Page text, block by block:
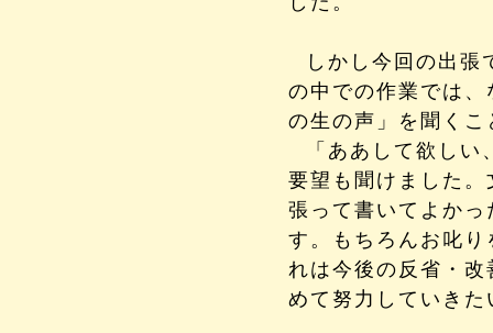
しかし今回の出張
の中での作業では
の生の声」を聞く
「ああして欲し
要望も聞けました
張って書いてよか
す。もちろんお叱
れは今後の反省・
めて努力していきた